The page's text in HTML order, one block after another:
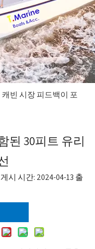
캐빈 시장 피드백이 포
된 30피트 유리
시 시간: 2024-04-13 출